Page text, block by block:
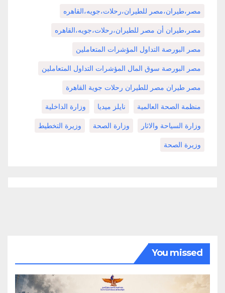
مصر،طيران،مصر للطيران،رحلات،جويه،القاهره
مصر،طيران أن مصر للطيران،رحلات،جويه،القاهره
مصر البورصة التداول المؤشرات المتعاملين
مصر البورصة سوق المال المؤشرات التداول المتعاملين
مصر طيران مصر للطيران رحلات جوية القاهرة
منظمة الصحة العالمية نايلز ميديا وزارة الداخلية
وزارة السياحة والاثار وزارة الصحة وزيرة التخطيط
وزيرة الصحة
You missed